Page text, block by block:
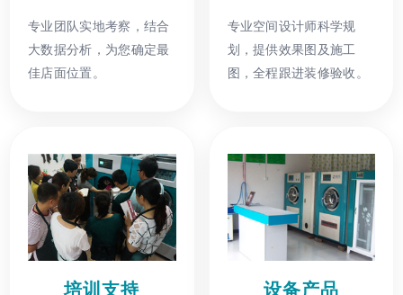
专业团队实地考察，结合
大数据分析，为您确定最
佳店面位置。
专业空间设计师科学规
划，提供效果图及施工
图，全程跟进装修验收。
培训支持 设备产品